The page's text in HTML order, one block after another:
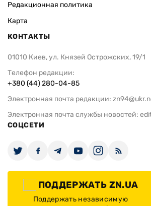
Редакционная политика
Карта
КОНТАКТЫ
01010 Киев, ул. Князей Острожских, 19/1
Телефон редакции:
+380 (44) 280-04-85
Электронная почта редакции:
Электронная почта службы новостей:
СОЦСЕТИ
ПОДДЕРЖАТЬ ZN.UA
Поддержать независимую